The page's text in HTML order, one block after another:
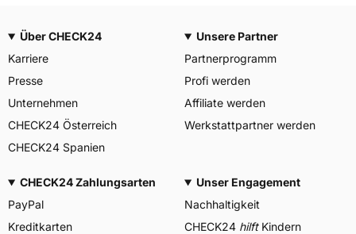
Über CHECK24
Karriere
Presse
Unternehmen
CHECK24 Österreich
CHECK24 Spanien
Unsere Partner
Partnerprogramm
Profi werden
Affiliate werden
Werkstattpartner werden
CHECK24 Zahlungsarten
PayPal
Kreditkarten
Unser Engagement
Nachhaltigkeit
CHECK24 hilftKindern